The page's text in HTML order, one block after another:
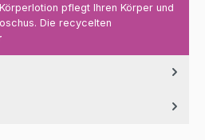
pflegt Ihren Körper und
Die recycelten